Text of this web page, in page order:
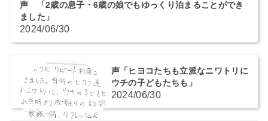
声 「2歳の息子・6歳の娘でもゆっくり泊まることができ
ました」
2024/06/30
声「ヒヨコたちも立派なニワトリに
ウチの子どもたちも」
2024/06/30